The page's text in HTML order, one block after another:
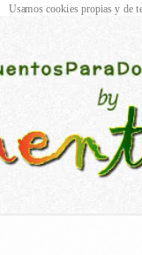
Usamos cookies propias y de